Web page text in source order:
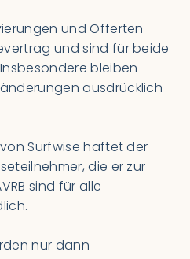
und Offerten
und sind für beide
bleiben
ausdrücklich
Surfwise haftet der
die er zur
sind für alle
nur dann